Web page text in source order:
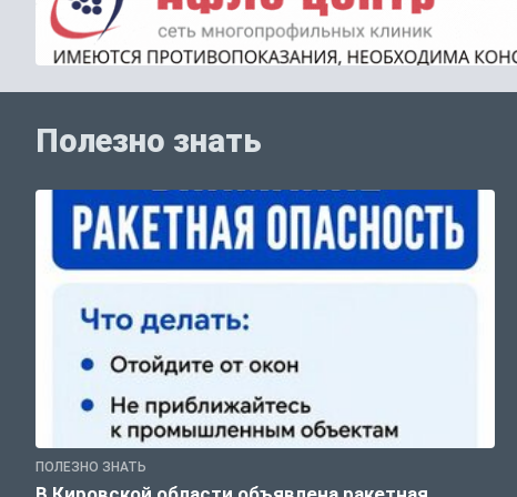
Полезно знать
ПОЛЕЗНО ЗНАТЬ